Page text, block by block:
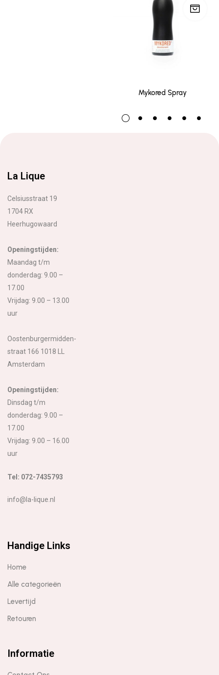
Mykored Spray
La Lique
Celsiusstraat 19
1704 RX
Heerhugowaard
Openingstijden:
Maandag t/m
donderdag: 9.00 –
17.00
Vrijdag: 9.00 – 13.00
uur
Oostenburgermidden-
straat 166 1018 LL
Amsterdam
Openingstijden:
Dinsdag t/m
donderdag: 9.00 –
17.00
Vrijdag: 9.00 – 16.00
uur
Tel: 072-7435793
info@la-lique.nl
Handige Links
Home
Alle categorieën
Levertijd
Retouren
Informatie